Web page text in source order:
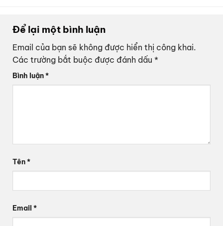
Để lại một bình luận
Email của bạn sẽ không được hiển thị công khai.
Các trường bắt buộc được đánh dấu *
Bình luận*
Tên*
Email *